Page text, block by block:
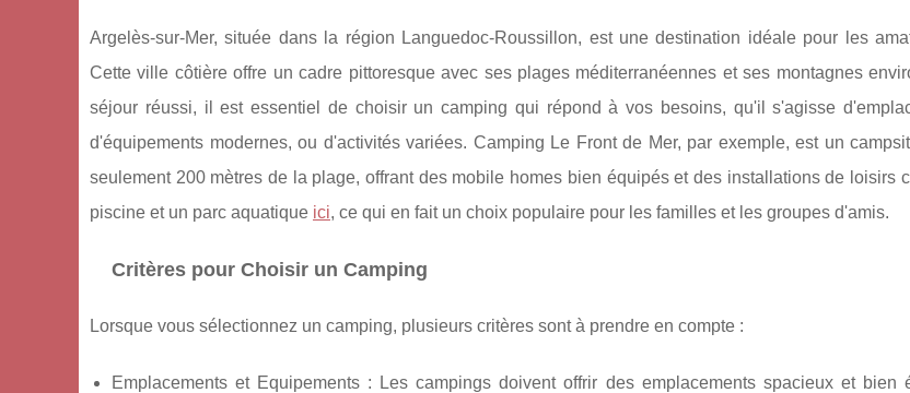
Argelès-sur-Mer, située dans la région Languedoc-Roussillon, est une destination idéale pour les
Cette ville côtière offre un cadre pittoresque avec ses plages méditerranéennes et ses montagnes
séjour réussi, il est essentiel de choisir un camping qui répond à vos besoins, qu'il s'agisse
d'équipements modernes, ou d'activités variées. Camping Le Front de Mer, par exemple, est un
seulement 200 mètres de la plage, offrant des mobile homes bien équipés et des installations de loisirs
piscine et un parc aquatique ici, ce qui en fait un choix populaire pour les familles et les groupes d'amis.
Critères pour Choisir un Camping
Lorsque vous sélectionnez un camping, plusieurs critères sont à prendre en compte :
Emplacements et Equipements : Les campings doivent offrir des emplacements spacieux et bien